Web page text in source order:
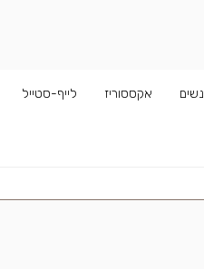
נשים אקססוריז לייף-סטייל